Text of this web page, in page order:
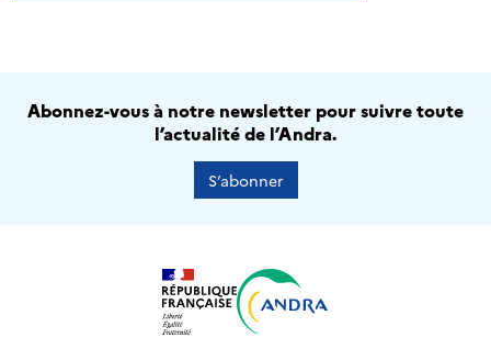
Abonnez-vous à notre newsletter pour suivre toute
l’actualité de l’Andra.
S’abonner